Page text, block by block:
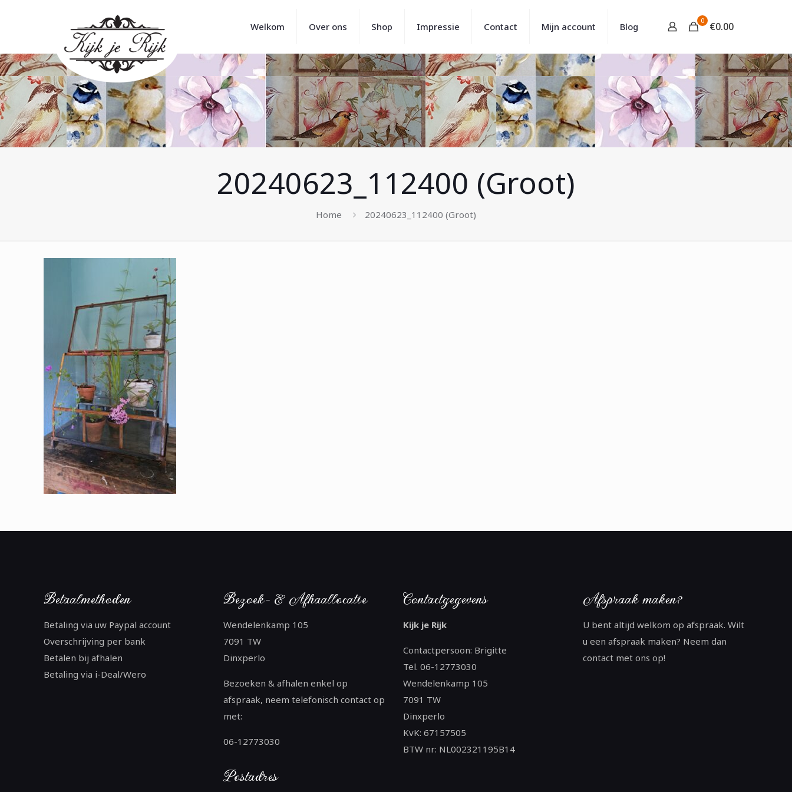
Welkom Over ons Shop Impressie Contact Mijn account Blog
0 €0.00
20240623_112400 (Groot)
Home 20240623_112400 (Groot)
Betaalmethoden
Betaling via uw Paypal account
Overschrijving per bank
Betalen bij afhalen
Betaling via i-Deal/Wero
Bezoek- & Afhaallocatie
Wendelenkamp 105
7091 TW
Dinxperlo
Bezoeken & afhalen enkel op
afspraak, neem telefonisch contact op
met:
06-12773030
Postadres
Contactgegevens
Kijk je Rijk
Contactpersoon: Brigitte
Tel. 06-12773030
Wendelenkamp 105
7091 TW
Dinxperlo
KvK: 67157505
BTW nr: NL002321195B14
Afspraak maken?
U bent altijd welkom op afspraak. Wilt
u een afspraak maken? Neem dan
contact met ons op!